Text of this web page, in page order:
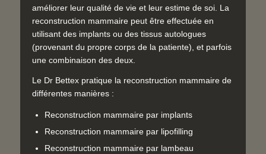
améliorer leur qualité de vie et leur estime de soi. La
reconstruction mammaire peut être effectuée en
utilisant des implants ou des tissus autologues
(provenant du propre corps de la patiente), et parfois
une combinaison des deux.
Le Dr Bettex pratique la reconstruction mammaire de
différentes manières :
Reconstruction mammaire par implants
Reconstruction mammaire par lipofilling
Reconstruction mammaire par lambeau